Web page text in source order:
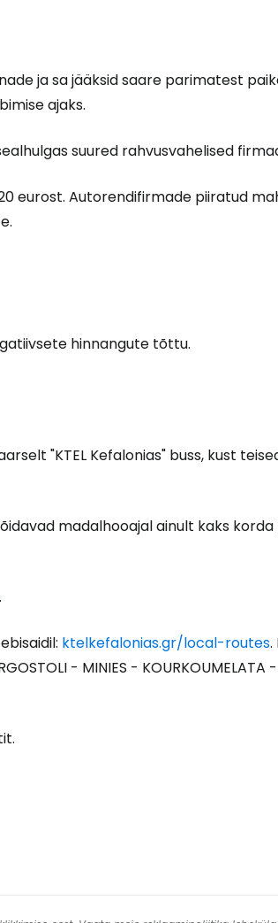
ja sa jääksid saare parimatest
ajaks.
suured rahvusvahelised
eurost. Autorendifirmade piiratud
hinnangute tõttu.
"KTEL Kefalonias" buss, kust
madalhooajal ainult kaks
ktelkefalonias.gr/local-routes.
- MINIES - KOURKOUMELATA